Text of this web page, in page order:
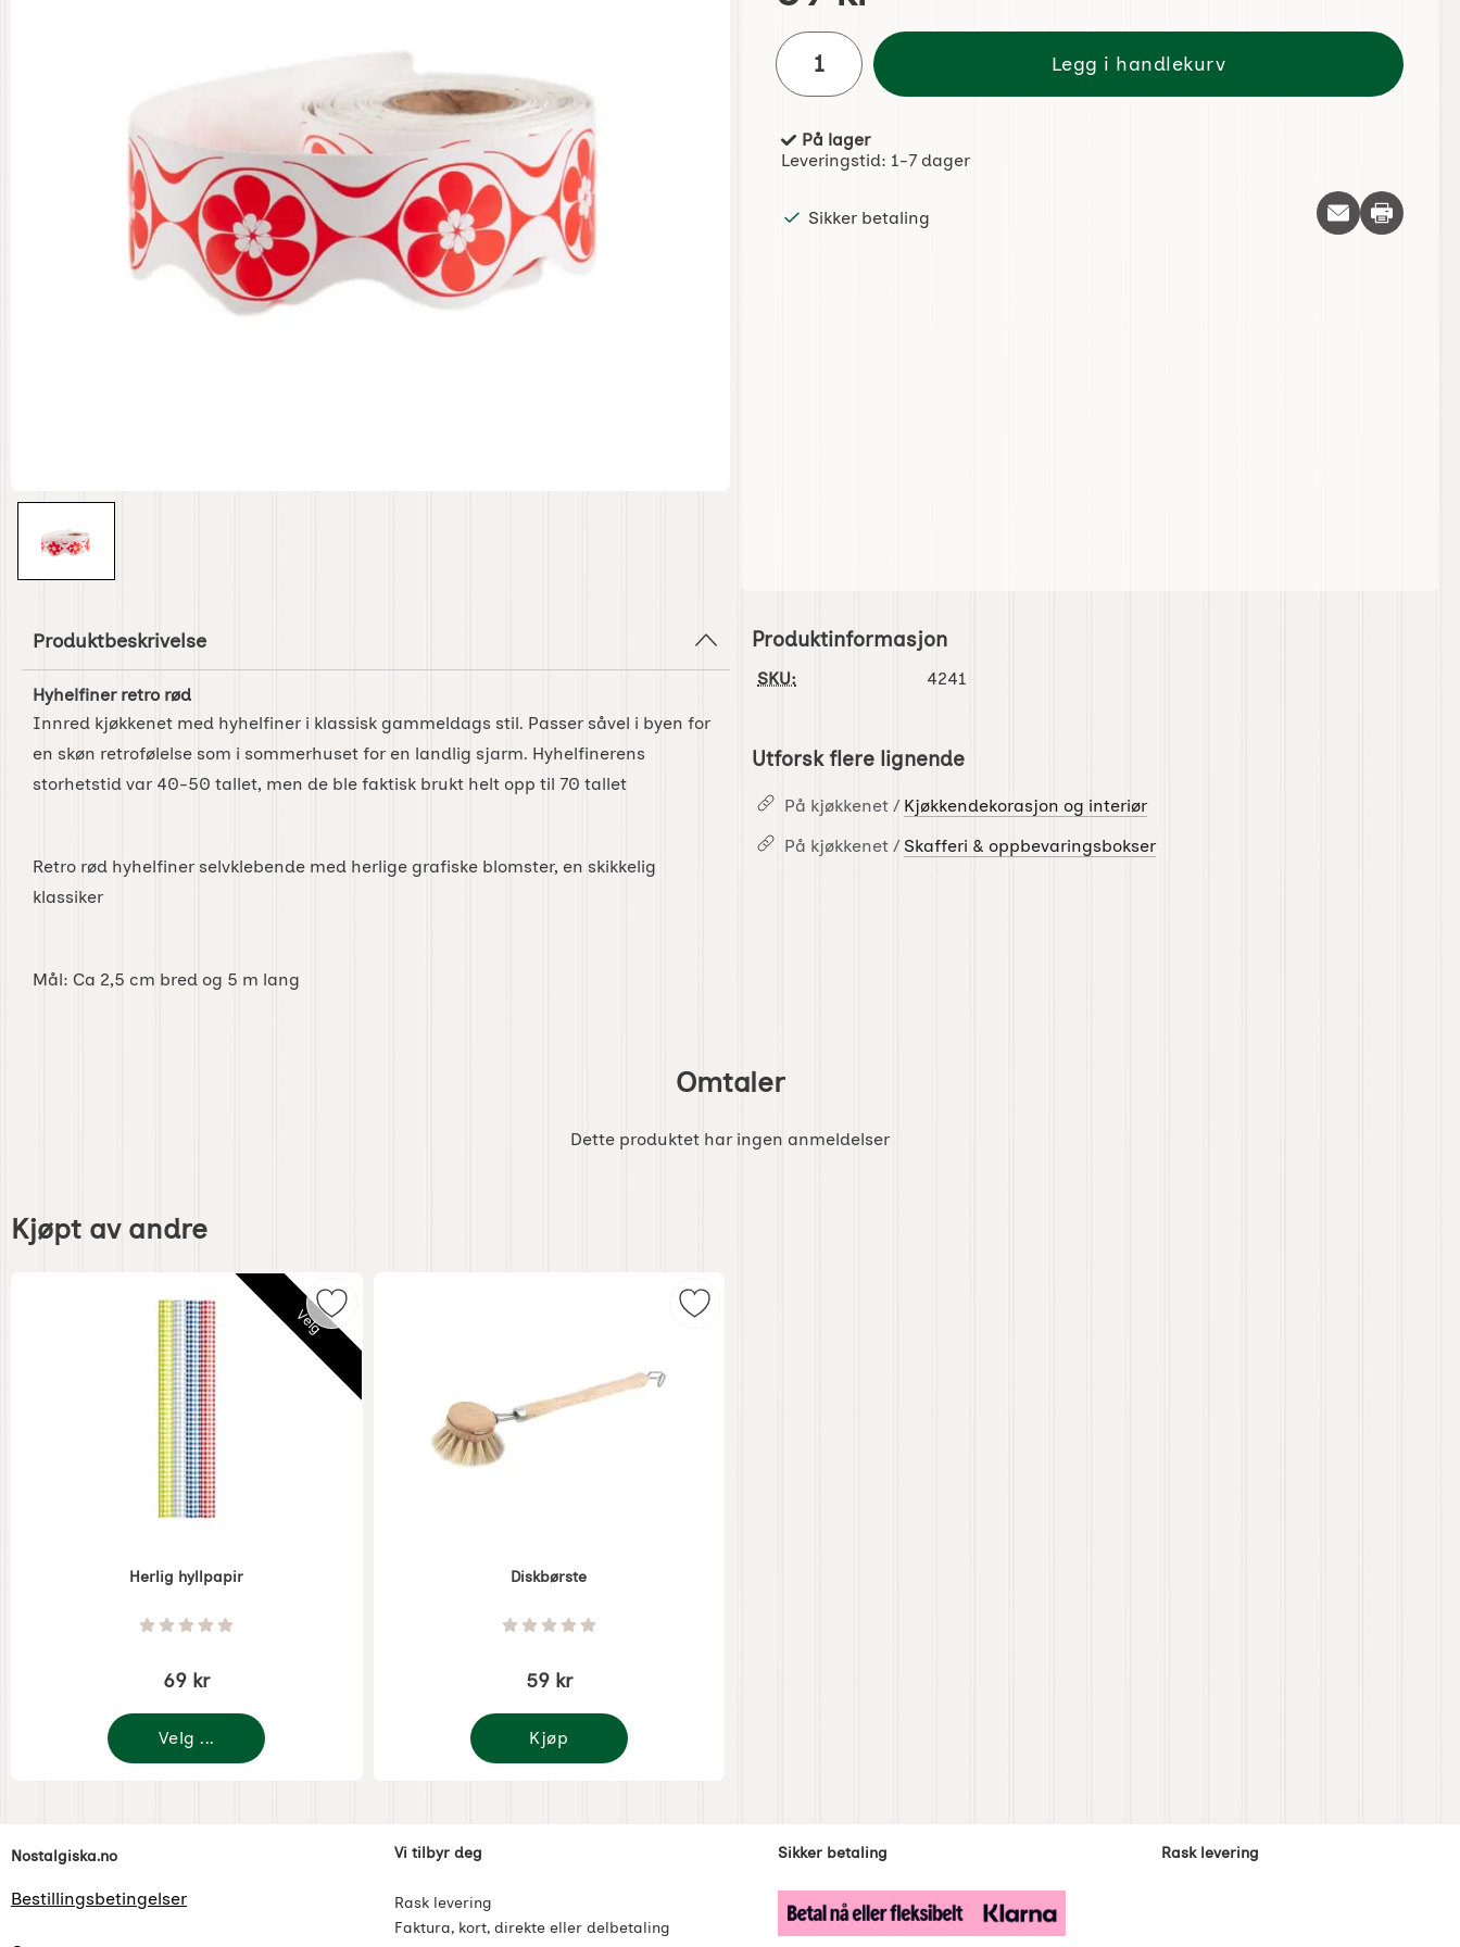
antall
Legg i handlekurv
Produkttilgjengelighet:
På lager
Leveringstid: 1-7 dager
Sikker betaling Skriv ut
Produktbeskrivelse
Hyhelfiner retro rød
Innred kjøkkenet med hyhelfiner i klassisk gammeldags stil. Passer såvel i byen for
en skøn retrofølelse som i sommerhuset for en landlig sjarm. Hyhelfinerens
storhetstid var 40-50 tallet, men de ble faktisk brukt helt opp til 70 tallet
Retro rød hyhelfiner selvklebende med herlige grafiske blomster, en skikkelig
klassiker
Mål: Ca 2,5 cm bred og 5 m lang
Produktinformasjon
SKU: 4241
Utforsk flere lignende
På kjøkkenet / Kjøkkendekorasjon og interiør
På kjøkkenet / Skafferi & oppbevaringsbokser
Omtaler
Dette produktet har ingen anmeldelser
over
kjøpt
andre
Kjøpt av andre
Velg
Herlig hyllpapir
Varenummer 3937 Vurdering: 0 Stjerne av 5
69 kr
Velg ...
Merk herlig hyllpapir som favoritt
Diskbørste
Varenummer 1228 Vurdering: 0 Stjerne av 5
59 kr
Kjøp
Diskbørste
Merk diskbørste som favoritt
Footer-innhold Blandet informasjon og lenker
Nostalgiska.no
Bestillingsbetingelser
Vi tilbyr deg
Rask levering
Faktura, kort, direkte eller delbetaling
Sikker betaling Rask levering